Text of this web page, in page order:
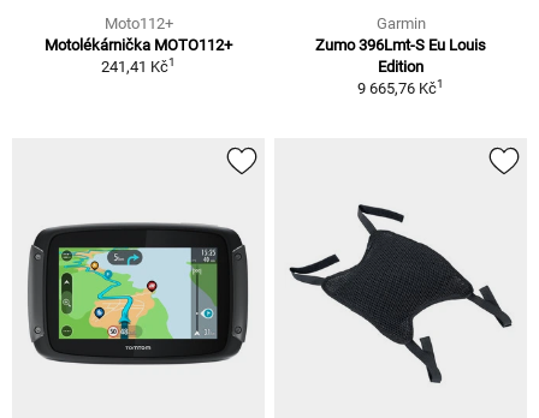
Moto112+
Motolékárnička MOTO112+
241,41 Kč1
Garmin
Zumo 396Lmt-S Eu Louis
Edition
9 665,76 Kč1